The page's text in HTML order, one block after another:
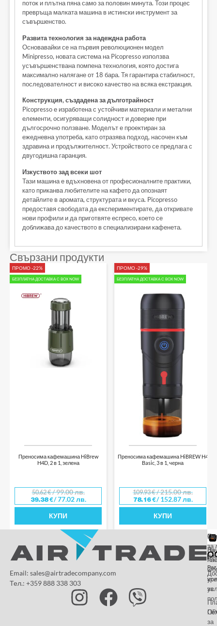
поток и плътна пяна само за половин минута. Този процес
превръща малката машина в истински инструмент за
съвършенство.
Развита технология за надеждна работа
Основавайки се на първия революционен модел
Minipresso, новата система на Picopresso използва
усъвършенствана помпена технология, която достига
максимално налягане от 18 бара. Тя гарантира стабилност,
последователност и високо качество на всяка екстракция.
Конструкция, създадена за дълготрайност
Picopresso е изработена с устойчиви материали и метални
елементи, осигуряващи солидност и доверие при
дългосрочно ползване. Моделът е проектиран за
ежедневна употреба, като отразява подход, насочен към
здравина и продължителност. Устройството се предлага с
двугодишна гаранция.
Изкуството зад всеки шот
Тази машина е вдъхновена от професионалните практики,
като приканва любителите на кафето да опознаят
детайлите в аромата, структурата и вкуса. Picopresso
предоставя свободата да експериментирате, да откривате
нови профили и да приготвяте еспресо, което се
доближава до качеството в специализирани кафенета.
Свързани продукти
ПРОМО -22%
БЕЗПЛАТНА ДОСТАВКА С BOX NOW
Преносима кафемашина HiBrew
H4D, 2 в 1, зелена
50.62€/ 99.00 лв.
39.38€/ 77.02 лв.
КУПИ
ПРОМО -29%
БЕЗПЛАТНА ДОСТАВКА С BOX NOW
Преносима кафемашина HiBREW H4
Basic, 3 в 1, черна
109.93€/ 215.00 лв.
78.16€/ 152.87 лв.
КУПИ
Email: sales@airtradecompany.com
Тел.: +359 888 338 303
За
нас
и
за
за
за